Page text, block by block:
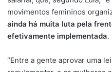
movimentos femininos
ainda há muita luta pela
efetivamente implementada.
“Entre a gente aprovar uma